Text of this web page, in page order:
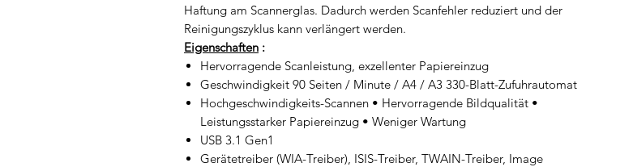
Haftung am Scannerglas. Dadurch werden Scanfehler reduziert und der
Reinigungszyklus kann verlängert werden.
Eigenschaften :
Hervorragende Scanleistung, exzellenter Papiereinzug
Geschwindigkeit 90 Seiten / Minute / A4 / A3 330-Blatt-Zufuhrautomat
Hochgeschwindigkeits-Scannen • Hervorragende Bildqualität •
Leistungsstarker Papiereinzug • Weniger Wartung
USB 3.1 Gen1
Gerätetreiber (WIA-Treiber), ISIS-Treiber, TWAIN-Treiber, Image